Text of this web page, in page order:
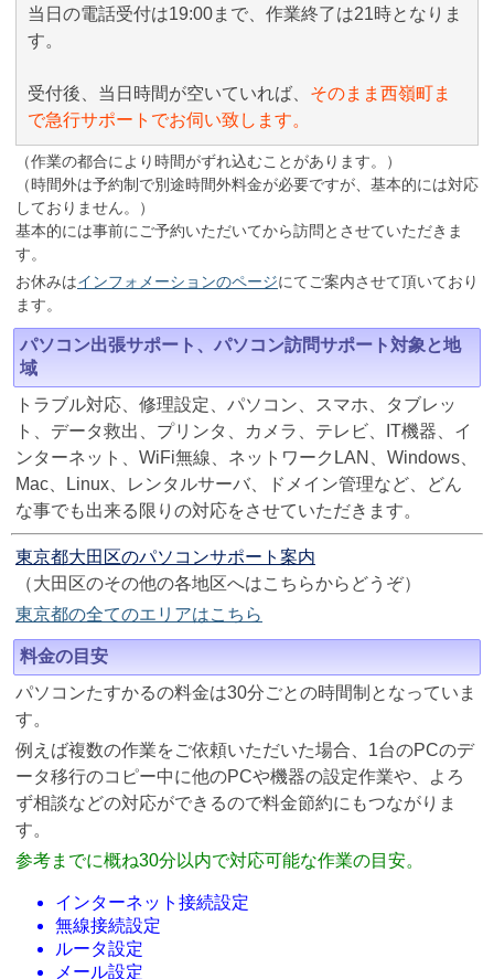
当日の電話受付は19:00まで、作業終了は21時となりま
す。
受付後、当日時間が空いていれば、 そのまま西嶺町ま
で急行サポートでお伺い致します。
（作業の都合により時間がずれ込むことがあります。）
（時間外は予約制で別途時間外料金が必要ですが、基本的には対応
しておりません。）
基本的には事前にご予約いただいてから訪問とさせていただきま
す。
お休みはインフォメーションのページにてご案内させて頂いており
ます。
パソコン出張サポート、パソコン訪問サポート対象と地
域
トラブル対応、修理設定、パソコン、スマホ、タブレッ
ト、データ救出、プリンタ、カメラ、テレビ、IT機器、イ
ンターネット、WiFi無線、ネットワークLAN、Windows、
Mac、Linux、レンタルサーバ、ドメイン管理など、どん
な事でも出来る限りの対応をさせていただきます。
東京都大田区のパソコンサポート案内
（大田区のその他の各地区へはこちらからどうぞ）
東京都の全てのエリアはこちら
料金の目安
パソコンたすかるの料金は30分ごとの時間制となっていま
す。
例えば複数の作業をご依頼いただいた場合、1台のPCのデ
ータ移行のコピー中に他のPCや機器の設定作業や、よろ
ず相談などの対応ができるので料金節約にもつながりま
す。
参考までに概ね30分以内で対応可能な作業の目安。
インターネット接続設定
無線接続設定
ルータ設定
メール設定